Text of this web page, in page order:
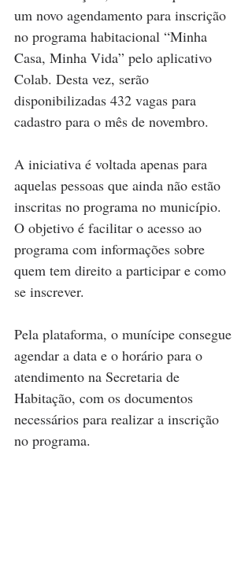
um novo agendamento para inscrição
no programa habitacional “Minha
Casa, Minha Vida” pelo aplicativo
Colab. Desta vez, serão
disponibilizadas 432 vagas para
cadastro para o mês de novembro.
A iniciativa é voltada apenas para
aquelas pessoas que ainda não estão
inscritas no programa no município.
O objetivo é facilitar o acesso ao
programa com informações sobre
quem tem direito a participar e como
se inscrever.
Pela plataforma, o munícipe consegue
agendar a data e o horário para o
atendimento na Secretaria de
Habitação, com os documentos
necessários para realizar a inscrição
no programa.